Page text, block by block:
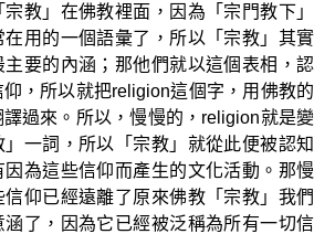
教」在佛教裡面，因為「宗門教下」
用的一個語彙了，所以「宗教」其實
要的內涵；那他們就以這個表相，認
，所以就把religion這個字，用佛教的
過來。所以，慢慢的，religion就是變
一詞，所以「宗教」就從此便被認知
為這些信仰而產生的文化活動。那慢
仰已經遠離了原來佛教「宗教」我們
了，因為它已經被泛稱為所有一切信